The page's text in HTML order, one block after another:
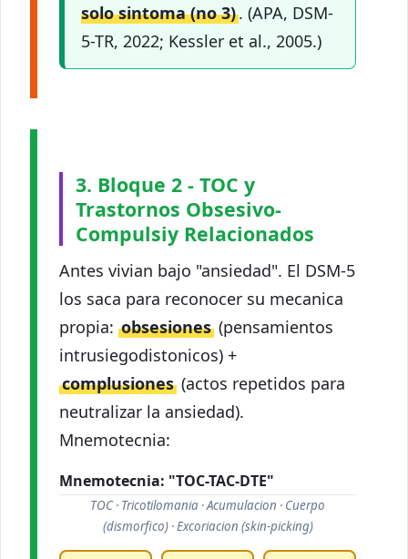
solo sintoma (no 3). (APA, DSM-
5-TR, 2022; Kessler et al., 2005.)
3. Bloque 2 - TOC y
Trastornos Obsesivo-
Compulsiy Relacionados
Antes vivian bajo "ansiedad". El DSM-5
los saca para reconocer su mecanica
propia: obsesiones (pensamientos
intrusiegodistonicos) +
complusiones (actos repetidos para
neutralizar la ansiedad).
Mnemotecnia:
Mnemotecnia: "TOC-TAC-DTE"
TOC · Tricotilomania · Acumulacion · Cuerpo
(dismorfico) · Excoriacion (skin-picking)